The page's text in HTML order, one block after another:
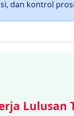
dan kontrol
Lulusan